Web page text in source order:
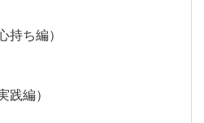
持ち編）
践編）